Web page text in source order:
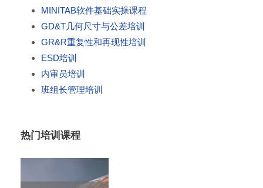
MINITAB软件基础实操课程
GD&T几何尺寸与公差培训
GR&R重复性和再现性培训
ESD培训
内审员培训
班组长管理培训
热门培训课程